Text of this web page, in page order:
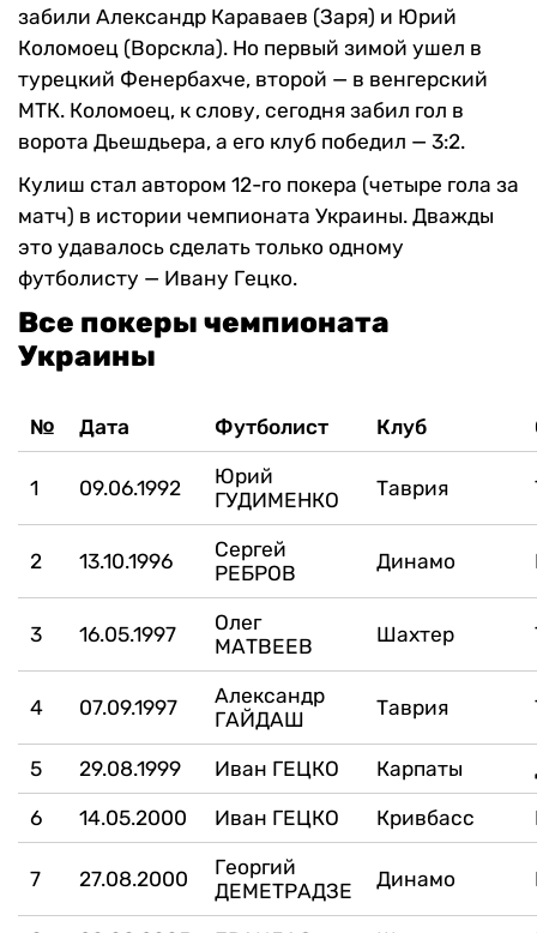
забили Александр Караваев (Заря) и Юрий
Коломоец (Ворскла). Но первый зимой ушел в
турецкий Фенербахче, второй — в венгерский
МТК. Коломоец, к слову, сегодня забил гол в
ворота Дьешдьера, а его клуб победил — 3:2.
Кулиш стал автором 12-го покера (четыре гола за
матч) в истории чемпионата Украины. Дважды
это удавалось сделать только одному
футболисту — Ивану Гецко.
Все покеры чемпионата
Украины
№ Дата Футболист Клуб
1 09.06.1992
Юрий
ГУДИМЕНКО
Таврия
2 13.10.1996
Сергей
РЕБРОВ
Динамо
3 16.05.1997
Олег
МАТВЕЕВ
Шахтер
4 07.09.1997
Александр
ГАЙДАШ
Таврия
5 29.08.1999 Иван ГЕЦКО Карпаты
6 14.05.2000 Иван ГЕЦКО Кривбасс
7 27.08.2000
Георгий
ДЕМЕТРАДЗЕ
Динамо